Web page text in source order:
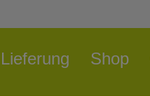
Lieferung Shop